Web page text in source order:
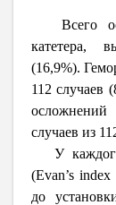
Всего
катетера,
(16,9%).
112 случаев
случаев из
У каждого
(Evan’s
до